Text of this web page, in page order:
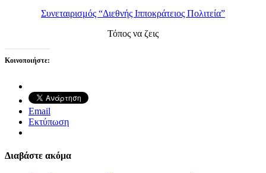
Συνεταιρισμός “Διεθνής Ιπποκράτειος Πολιτεία”
Τόπος να ζεις
Κοινοποιήστε:
Email
Εκτύπωση
Διαβάστε ακόμα